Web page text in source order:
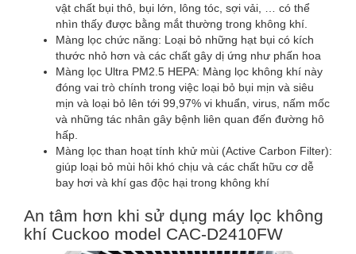
vật chất bụi thô, bụi lớn, lông tóc, sợi vải, … có thể
nhìn thấy được bằng mắt thường trong không khí.
Màng lọc chức năng: Loại bỏ những hạt bụi có kích
thước nhỏ hơn và các chất gây dị ứng như phấn hoa
Màng lọc Ultra PM2.5 HEPA: Màng lọc không khí này
đóng vai trò chính trong việc loại bỏ bụi mịn và siêu
mịn và loại bỏ lên tới 99,97% vi khuẩn, virus, nấm mốc
và những tác nhân gây bệnh liên quan đến đường hô
hấp.
Màng lọc than hoạt tính khử mùi (Active Carbon Filter):
giúp loại bỏ mùi hôi khó chịu và các chất hữu cơ dễ
bay hơi và khí gas độc hại trong không khí
An tâm hơn khi sử dụng máy lọc không
khí Cuckoo model CAC-D2410FW